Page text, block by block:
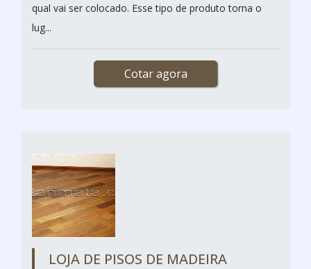
qual vai ser colocado. Esse tipo de produto torna o
lug...
Cotar agora
LOJA DE PISOS DE MADEIRA